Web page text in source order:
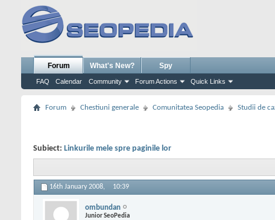
Forum
FAQ Calendar Community Forum Actions Quick Links
What's New? Spy
Forum Chestiuni generale Comunitatea Seopedia Studii de
Subiect: Linkurile mele spre paginile lor
16th January 2008, 10:39
ombundan
Junior SeoPedia